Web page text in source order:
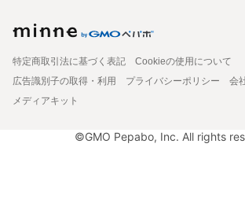
特定商取引法に基づく表記
Cookieの使用について
広告識別子の取得・利用
プライバシーポリシー 会
メディアキット
©GMO Pepabo, Inc. All rights